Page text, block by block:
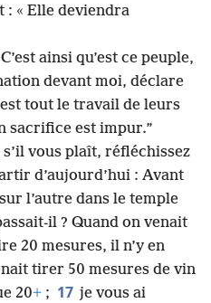
« Elle deviendra
ainsi qu’est ce peuple,
devant moi, déclare
tout le travail de leurs
sacrifice est impur.”
vous plaît, réfléchissez
d’aujourd’hui : Avant
l’autre dans le temple
il ? Quand on venait
20 mesures, il n’y en
tirer 50 mesures de vin
20+ ; 17 je vous ai